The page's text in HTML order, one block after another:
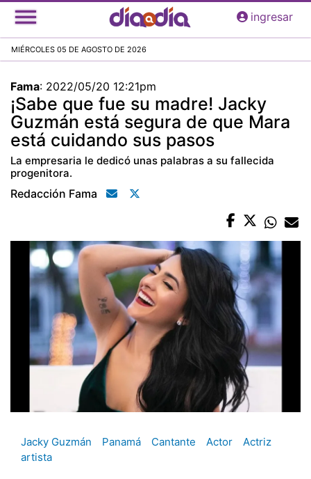
Pasar
al
principal
ingresar
MIÉRCOLES 05 DE AGOSTO DE 2026
Fama: 2022/05/20 12:21pm
¡Sabe que fue su madre! Jacky
Guzmán está segura de que Mara
está cuidando sus pasos
La empresaria le dedicó unas palabras a su fallecida
progenitora.
Redacción Fama
Jacky Guzmán Panamá Cantante Actor
Actriz
artista